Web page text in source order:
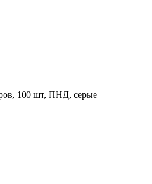
100 шт, ПНД, серые